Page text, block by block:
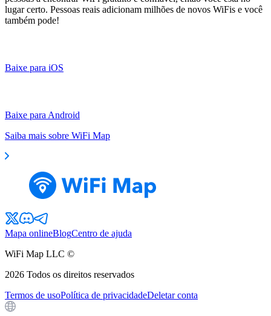
lugar certo. Pessoas reais adicionam milhões de novos WiFis e você
também pode!
Baixe para iOS
Baixe para Android
Saiba mais sobre WiFi Map
Mapa onlineBlogCentro de ajuda
WiFi Map LLC ©
2026 Todos os direitos reservados
Termos de usoPolítica de privacidadeDeletar conta